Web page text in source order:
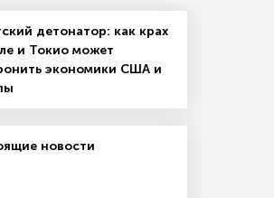
связи и охраны
детонатор: как крах
и Токио может
экономики США и
новости